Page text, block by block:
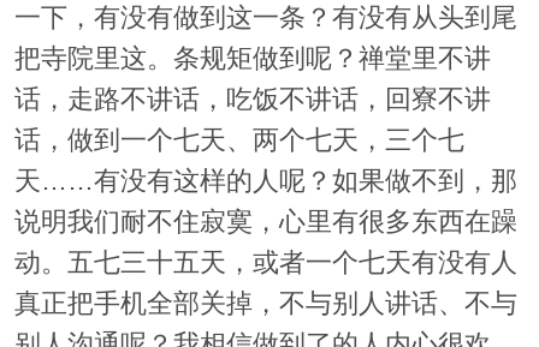
一下，有没有做到这一条？有没有从头到尾
把寺院里这。条规矩做到呢？禅堂里不讲
话，走路不讲话，吃饭不讲话，回寮不讲
话，做到一个七天、两个七天，三个七
天……有没有这样的人呢？如果做不到，那
说明我们耐不住寂寞，心里有很多东西在躁
动。五七三十五天，或者一个七天有没有人
真正把手机全部关掉，不与别人讲话、不与